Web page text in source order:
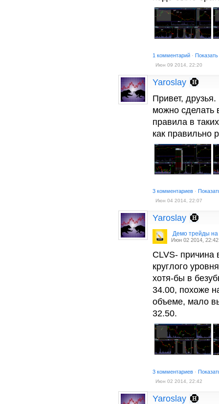
1 комментарий ·
Июн 09 2014, 22:20
Yaroslay
Привет,
можно сделать
правила в
как правильно
3 комментариев ·
Июн 04 2014, 22:07
Yaroslay
Демо трейды на
Июн 02 2014, 22:42
CLVS- причина
круглого
хотя-бы в
34.00, похоже
объеме, мало
32.50.
3 комментариев ·
Июн 02 2014, 22:42
Yaroslay